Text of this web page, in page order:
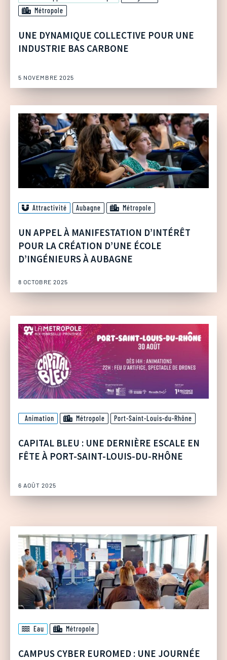
Métropole
UNE DYNAMIQUE COLLECTIVE POUR UNE
INDUSTRIE BAS CARBONE
5 NOVEMBRE 2025
Attractivité Aubagne Métropole
UN APPEL À MANIFESTATION D’INTÉRÊT
POUR LA CRÉATION D’UNE ÉCOLE
D’INGÉNIEURS À AUBAGNE
8 OCTOBRE 2025
Animation Métropole Port-Saint-Louis-du-Rhône
CAPITAL BLEU : UNE DERNIÈRE ESCALE EN
FÊTE À PORT-SAINT-LOUIS-DU-RHÔNE
6 AOÛT 2025
Eau Métropole
CAMPUS CYBER EUROMED : UNE JOURNÉE